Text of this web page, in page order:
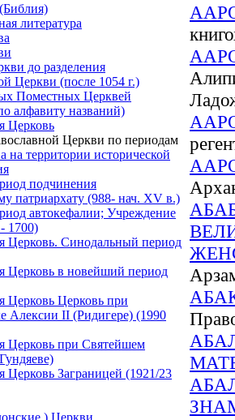
литература
до разделения
Церкви (после 1054 г.)
Поместных Церквей
алфавиту названий)
Церковь
Церкви по периодам
на территории исторической
подчинения
патриархату (988- нач. XV в.)
автокефалии; Учреждение
1700)
Церковь. Синодальный период
Церковь в новейший период
Церковь Церковь при
Алексии II (Ридигере) (1990
Церковь при Святейшем
Церковь Заграницей (1921/23
) Церкви